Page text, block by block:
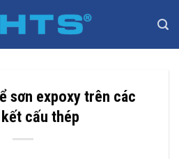
sơn expoxy trên các
cấu thép